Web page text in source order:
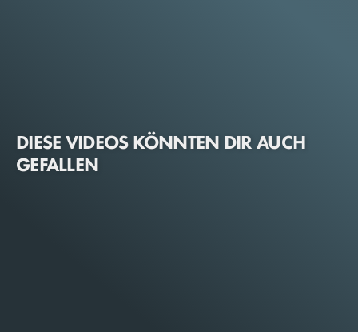
DIESE VIDEOS KÖNNTEN DIR AUCH
GEFALLEN